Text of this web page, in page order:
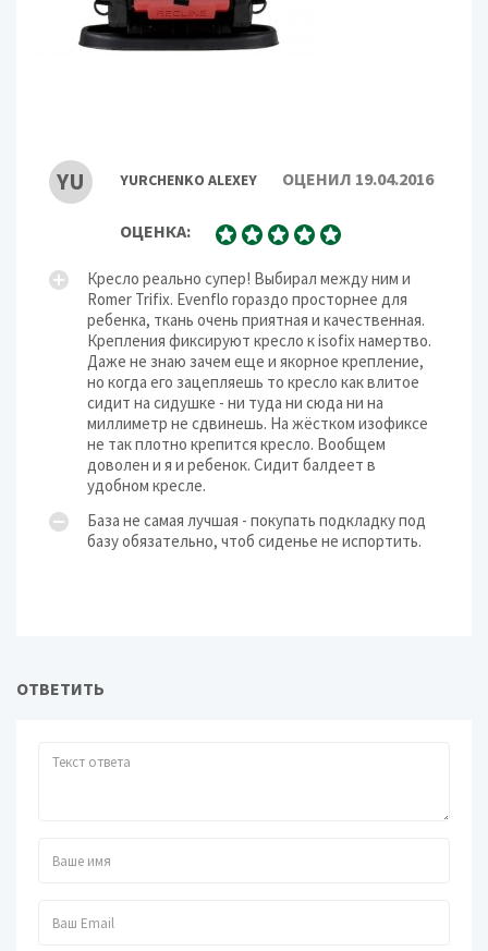
Особенности
YU YURCHENKO ALEXEY ОЦЕНИЛ 19.04.2016
ОЦЕНКА:
Кресло реально супер! Выбирал между ним и
Romer Trifix. Evenflo гораздо просторнее для
ребенка, ткань очень приятная и качественная.
Крепления фиксируют кресло к isofix намертво.
Даже не знаю зачем еще и якорное крепление,
но когда его зацепляешь то кресло как влитое
сидит на сидушке - ни туда ни сюда ни на
миллиметр не сдвинешь. На жёстком изофиксе
не так плотно крепится кресло. Вообщем
доволен и я и ребенок. Сидит балдеет в
удобном кресле.
База не самая лучшая - покупать подкладку под
базу обязательно, чтоб сиденье не испортить.
ОТВЕТИТЬ